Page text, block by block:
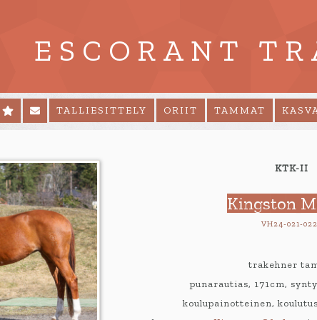
ESCORANT
TALLIESITTELY ORIIT TAMMAT
KTK-II
Kingston
VH24-021-
trakehner
punarautias, 171cm,
koulupainotteinen,